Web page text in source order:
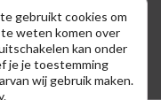
gebruikt cookies om
weten komen over
kan onder
je je toestemming
wij gebruik maken.
.